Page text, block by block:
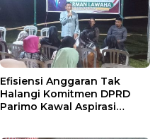
Efisiensi Anggaran Tak
Halangi Komitmen DPRD
Parimo Kawal Aspirasi